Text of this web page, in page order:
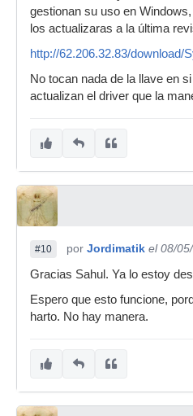
gestionan su uso en
los actualizaras a la última
http://62.206.32.83/download/
No tocan nada de la llave en
actualizan el driver que la
#10 por Jordimatik el 08/
Gracias Sahul. Ya lo estoy
Espero que esto funcione,
harto. No hay manera.